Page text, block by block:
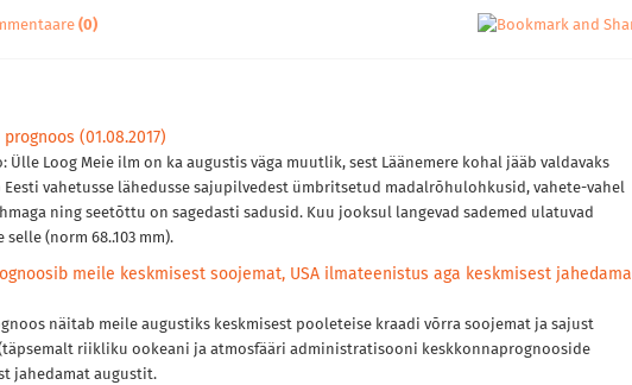
(0)
(01.08.2017)
Ülle Loog Meie ilm on ka augustis väga muutlik, sest Läänemere kohal jääb valdavaks
Eesti vahetusse lähedusse sajupilvedest ümbritsetud madalrõhulohkusid, vahete-vahel
ning seetõttu on sagedasti sadusid. Kuu jooksul langevad sademed ulatuvad
(norm 68..103 mm).
meile keskmisest soojemat, USA ilmateenistus aga keskmisest
näitab meile augustiks keskmisest pooleteise kraadi võrra soojemat ja sajust
riikliku ookeani ja atmosfääri administratisooni keskkonnaprognooside
jahedamat augustit.